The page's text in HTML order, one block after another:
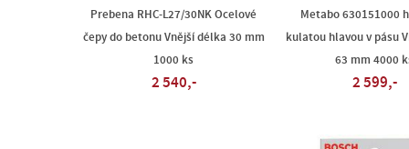
Prebena RHC-L27/30NK Ocelové
čepy do betonu Vnější délka 30 mm
1000 ks
2 540,-
Metabo 630151000
kulatou hlavou v pásu
63 mm 4000
2 599,-